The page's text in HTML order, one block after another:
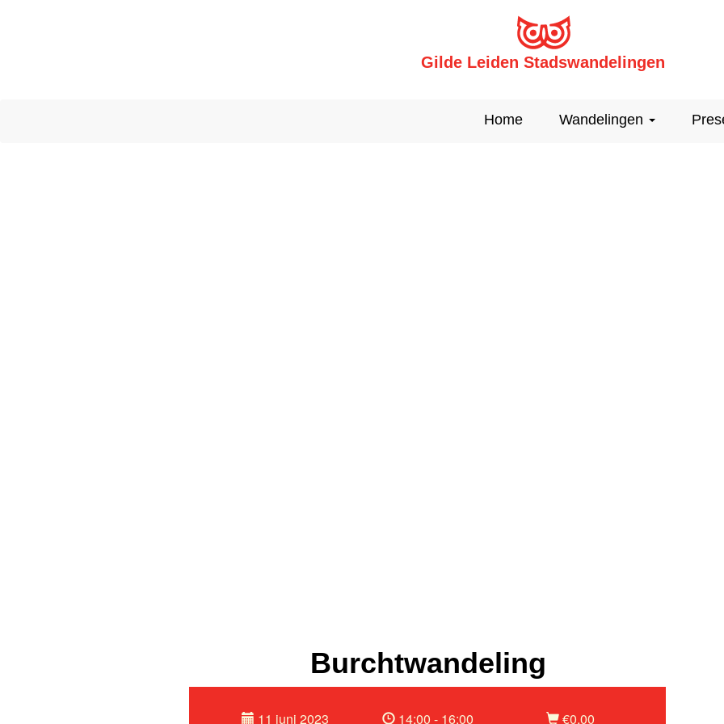
Gilde Leiden Stadswandelingen
Home Wandelingen
Burchtwandeling
11 juni 2023 14:00 - 16:00 €0,00